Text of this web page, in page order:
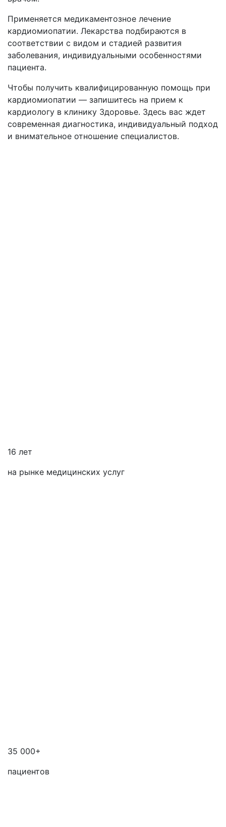
Применяется медикаментозное лечение
кардиомиопатии. Лекарства подбираются в
соответствии с видом и стадией развития
заболевания, индивидуальными особенностями
пациента.
Чтобы получить квалифицированную помощь при
кардиомиопатии — запишитесь на прием к
кардиологу в клинику Здоровье. Здесь вас ждет
современная диагностика, индивидуальный подход
и внимательное отношение специалистов.
16 лет
на рынке медицинских услуг
35 000+
пациентов